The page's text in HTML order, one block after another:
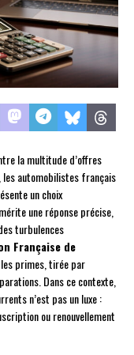
la multitude d’offres
automobilistes français
un choix
une réponse précise,
turbulences
Française de
primes, tirée par
Dans ce contexte,
n’est pas un luxe :
ou renouvellement